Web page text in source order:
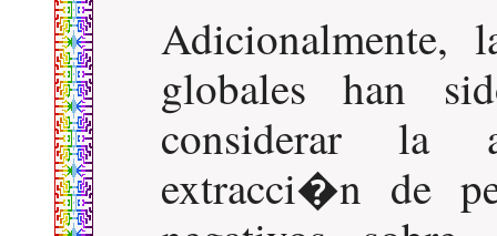
Adicionalmente,
globales han
considerar la
extracci�n de